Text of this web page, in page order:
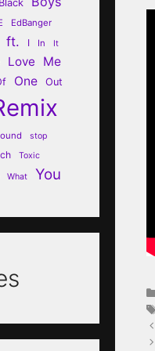
Black
EdBanger
ft. I In It
Love Me
One Out
stop
Toxic
What You